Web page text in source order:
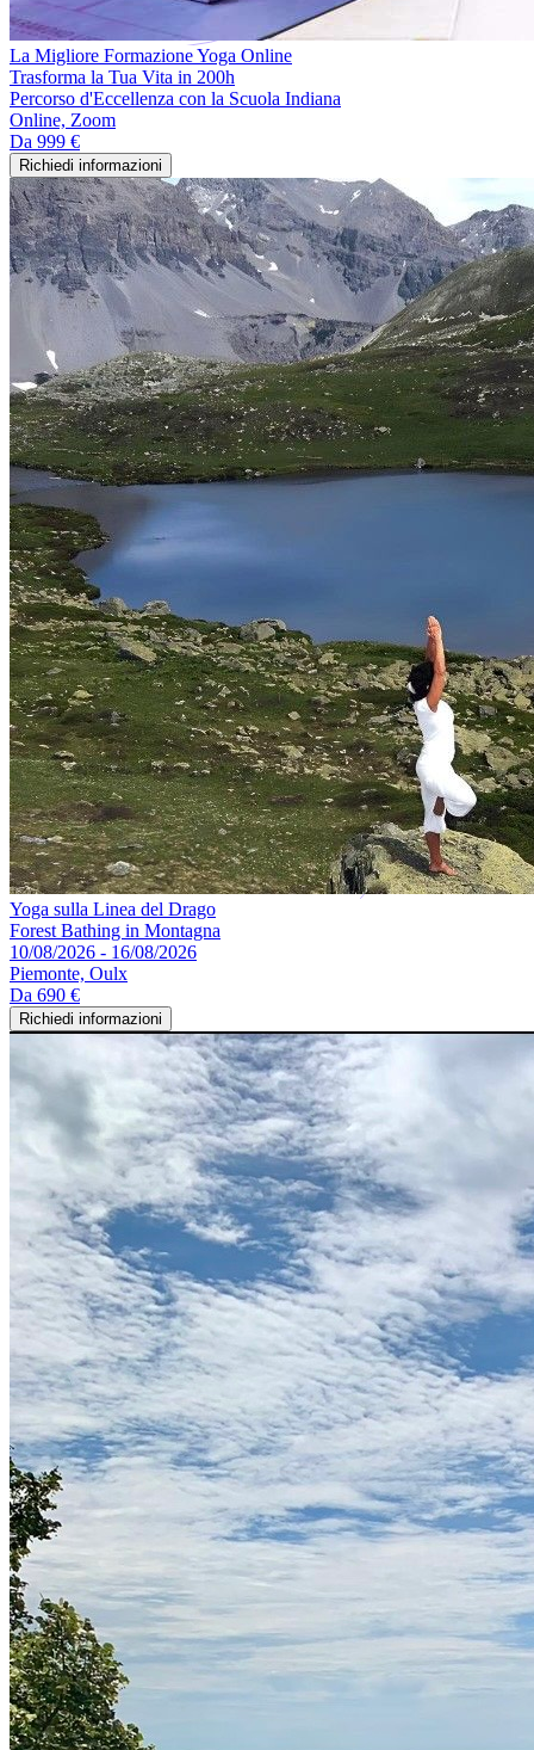
La Migliore Formazione Yoga Online
Trasforma la Tua Vita in 200h
Percorso d'Eccellenza con la Scuola Indiana
Online, Zoom
Da 999 €
Richiedi informazioni
Yoga sulla Linea del Drago
Forest Bathing in Montagna
10/08/2026 - 16/08/2026
Piemonte, Oulx
Da 690 €
Richiedi informazioni